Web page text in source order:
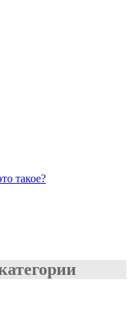
такое?